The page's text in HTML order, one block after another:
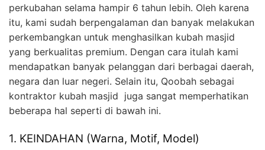
perkubahan selama hampir 6 tahun lebih. Oleh karena
itu, kami sudah berpengalaman dan banyak melakukan
perkembangkan untuk menghasilkan kubah masjid
yang berkualitas premium. Dengan cara itulah kami
mendapatkan banyak pelanggan dari berbagai daerah,
negara dan luar negeri. Selain itu, Qoobah sebagai
kontraktor kubah masjid juga sangat memperhatikan
beberapa hal seperti di bawah ini.
1. KEINDAHAN (Warna, Motif, Model)